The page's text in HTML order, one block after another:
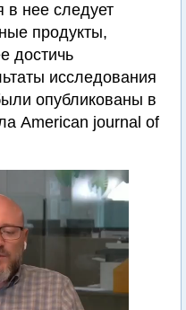
в нее следует
продукты,
достичь
исследования
опубликованы в
American journal of